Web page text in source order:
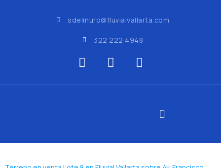
sdelmuro@fluvialvallarta.com
322 222 4948